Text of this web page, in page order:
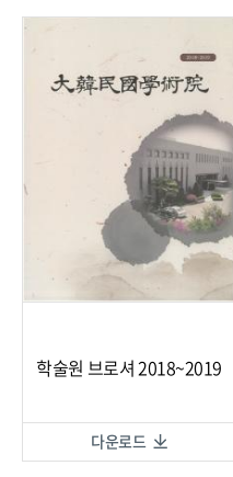
학술원 브로셔 2018~2019
다운로드